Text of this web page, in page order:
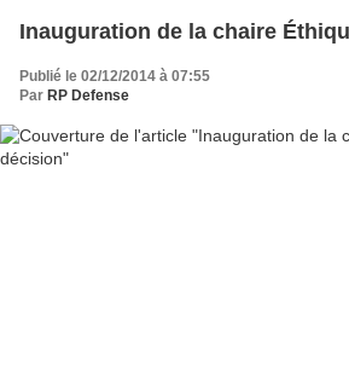
Inauguration de la chaire
Publié le 02/12/2014 à 07:55
Par RP Defense